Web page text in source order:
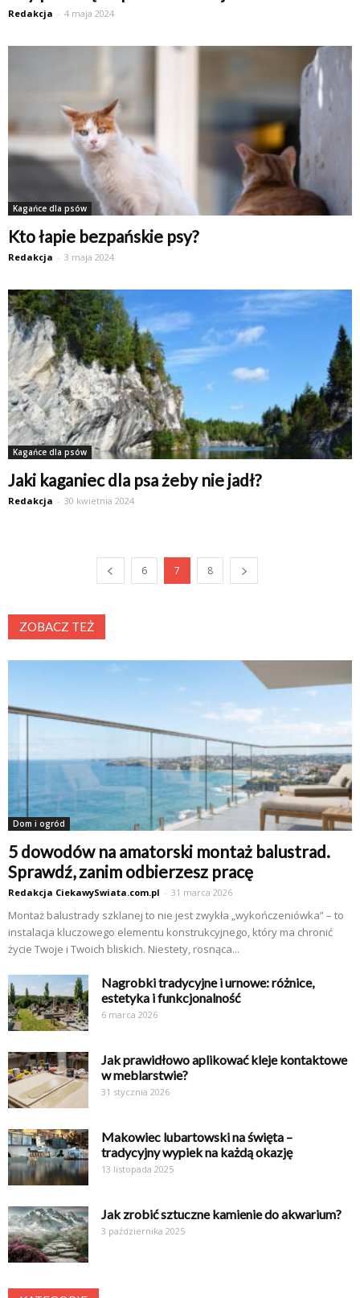
Redakcja - 4 maja 2024
Kagańce dla psów
Kto łapie bezpańskie psy?
Redakcja - 3 maja 2024
Kagańce dla psów
Jaki kaganiec dla psa żeby nie jadł?
Redakcja - 30 kwietnia 2024
6 7 8
ZOBACZ TEŻ
Dom i ogród
5 dowodów na amatorski montaż balustrad.
Sprawdź, zanim odbierzesz pracę
Redakcja CiekawySwiata.com.pl - 31 marca 2026
Montaż balustrady szklanej to nie jest zwykła „wykończeniówka” – to
instalacja kluczowego elementu konstrukcyjnego, który ma chronić
życie Twoje i Twoich bliskich. Niestety, rosnąca...
Nagrobki tradycyjne i urnowe: różnice,
estetyka i funkcjonalność
6 marca 2026
Jak prawidłowo aplikować kleje kontaktowe
w meblarstwie?
31 stycznia 2026
Makowiec lubartowski na święta –
tradycyjny wypiek na każdą okazję
13 listopada 2025
Jak zrobić sztuczne kamienie do akwarium?
3 października 2025